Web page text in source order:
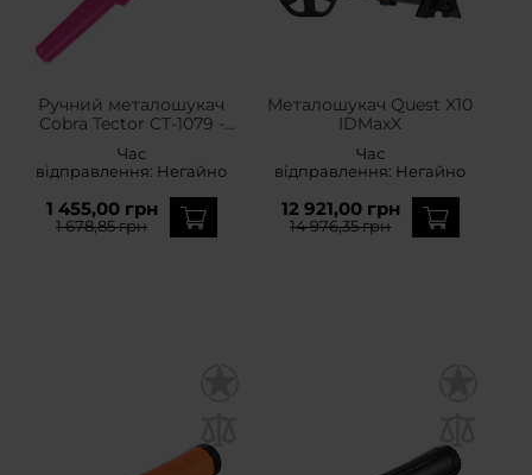
Ручний металошукач
Cobra Tector CT-1079 -
Час
відправлення: Негайно
1 455,00 грн
1 678,85 грн
Металошукач Quest X10
IDMaxX
Час
відправлення: Негайно
12 921,00 грн
14 976,35 грн